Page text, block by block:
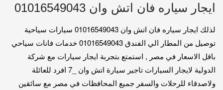
ايجار سياره فان اتش وان 01016549043
لذلك ايجار سياره فان اتش وان 01016549043 سيارات سياحية
توصيل من المطار الي الفندق 01016549043 خدمات فانات سياحي
باقل الاسعار في مصر , استمتع بتجربة ايجار سيارات مع شركة
الدولية لايجار السيارات تاجير سيارة اتش وان _7 افرد للعائلة
ولاصدقاء للرحلات والسفر جميع المحافظات في مصر مع سائقين